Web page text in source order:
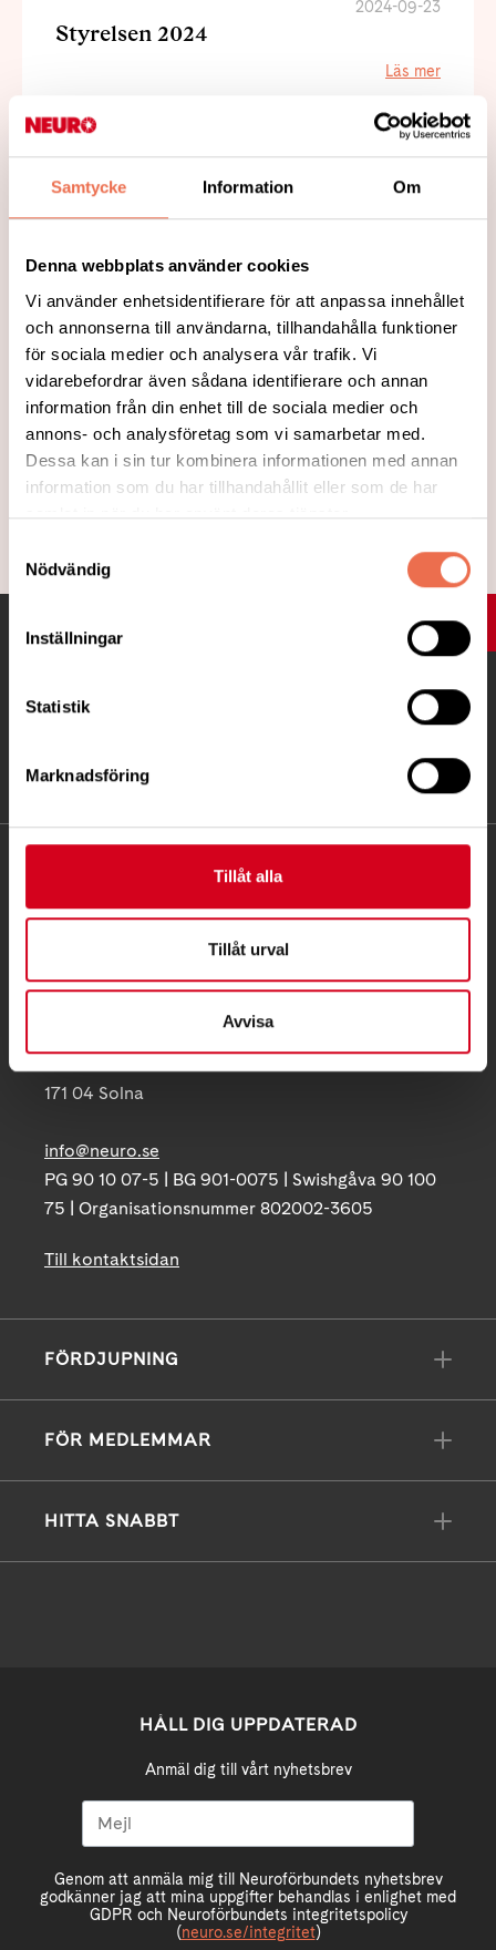
Samtycke Information Om
Denna webbplats använder cookies
Vi använder enhetsidentifierare för att anpassa innehållet
och annonserna till användarna, tillhandahålla funktioner
för sociala medier och analysera vår trafik. Vi
vidarebefordrar även sådana identifierare och annan
information från din enhet till de sociala medier och
annons- och analysföretag som vi samarbetar med.
Dessa kan i sin tur kombinera informationen med annan
information som du har tillhandahållit eller som de har
samlat in när du har använt deras tjänster.
Nödvändig
Inställningar
Statistik
Marknadsföring
Tillåt alla
Tillåt urval
Avvisa
2024-09-23
Styrelsen 2024
Läs mer
2024-09-23
2024-09-23
Aktiviteter Hösten 2024
UPP
Besöksadress:
Ågatan 12 C, 172 62 Sundbyberg
Telefon:08-677 70 10
171 04 Solna
info@neuro.se
PG 90 10 07-5 | BG 901-0075 | Swishgåva 90 100
75 | Organisationsnummer 802002-3605
Till kontaktsidan
FÖRDJUPNING
FÖR MEDLEMMAR
HITTA SNABBT
HÅLL DIG UPPDATERAD
Anmäl dig till vårt nyhetsbrev
Genom att anmäla mig till Neuroförbundets nyhetsbrev
godkänner jag att mina uppgifter behandlas i enlighet med
GDPR och Neuroförbundets integritetspolicy
(neuro.se/integritet)